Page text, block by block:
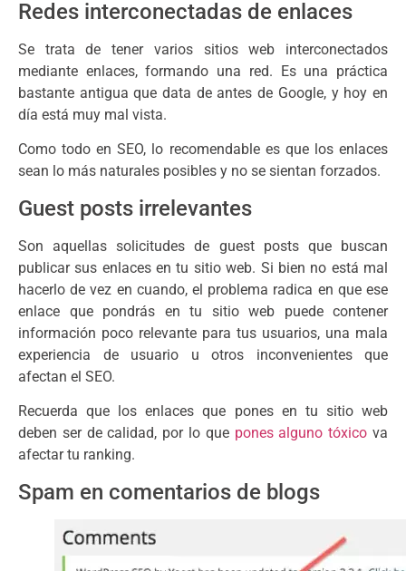
Redes interconectadas de enlaces
Se trata de tener varios sitios web interconectados
mediante enlaces, formando una red. Es una práctica
bastante antigua que data de antes de Google, y hoy en
día está muy mal vista.
Como todo en SEO, lo recomendable es que los enlaces
sean lo más naturales posibles y no se sientan forzados.
Guest posts irrelevantes
Son aquellas solicitudes de guest posts que buscan
publicar sus enlaces en tu sitio web. Si bien no está mal
hacerlo de vez en cuando, el problema radica en que ese
enlace que pondrás en tu sitio web puede contener
información poco relevante para tus usuarios, una mala
experiencia de usuario u otros inconvenientes que
afectan el SEO.
Recuerda que los enlaces que pones en tu sitio web
deben ser de calidad, por lo que pones alguno tóxico va
afectar tu ranking.
Spam en comentarios de blogs